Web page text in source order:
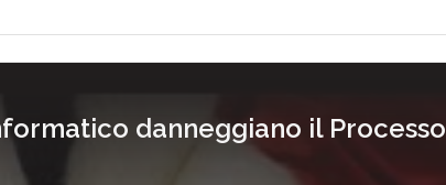
danneggiano il Processo